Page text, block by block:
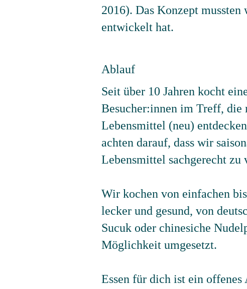
2016). Das Konzept
entwickelt hat.
Ablauf
Seit über 10 Jahren kocht
Besucher:innen im Treff, die
Lebensmittel (neu)
achten darauf, dass wir
Lebensmittel sachgerecht
Wir kochen von einfachen
lecker und gesund, von
Sucuk oder chinesiche
Möglichkeit umgesetzt.
Essen für dich ist ein offenes